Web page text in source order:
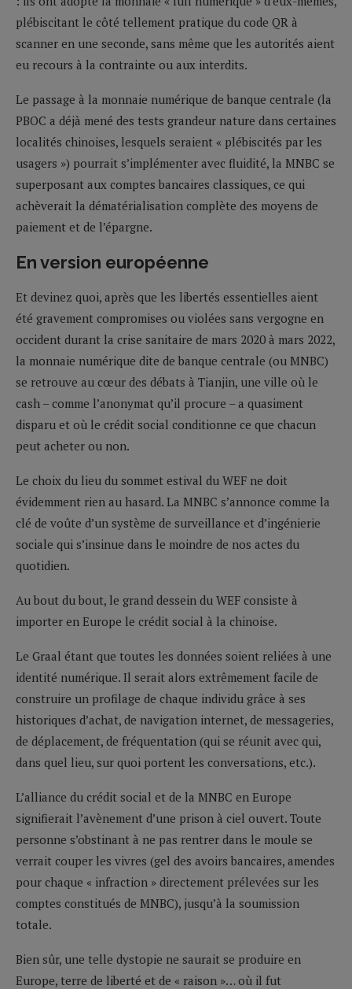
plébiscitant le côté tellement pratique du code QR à
scanner en une seconde, sans même que les autorités aient
eu recours à la contrainte ou aux interdits.
Le passage à la monnaie numérique de banque centrale (la
PBOC a déjà mené des tests grandeur nature dans certaines
localités chinoises, lesquels seraient « plébiscités par les
usagers ») pourrait s’implémenter avec fluidité, la MNBC se
superposant aux comptes bancaires classiques, ce qui
achèverait la dématérialisation complète des moyens de
paiement et de l’épargne.
En version européenne
Et devinez quoi, après que les libertés essentielles aient
été gravement compromises ou violées sans vergogne en
occident durant la crise sanitaire de mars 2020 à mars 2022,
la monnaie numérique dite de banque centrale (ou MNBC)
se retrouve au cœur des débats à Tianjin, une ville où le
cash – comme l’anonymat qu’il procure – a quasiment
disparu et où le crédit social conditionne ce que chacun
peut acheter ou non.
Le choix du lieu du sommet estival du WEF ne doit
évidemment rien au hasard. La MNBC s’annonce comme la
clé de voûte d’un système de surveillance et d’ingénierie
sociale qui s’insinue dans le moindre de nos actes du
quotidien.
Au bout du bout, le grand dessein du WEF consiste à
importer en Europe le crédit social à la chinoise.
Le Graal étant que toutes les données soient reliées à une
identité numérique. Il serait alors extrêmement facile de
construire un profilage de chaque individu grâce à ses
historiques d’achat, de navigation internet, de messageries,
de déplacement, de fréquentation (qui se réunit avec qui,
dans quel lieu, sur quoi portent les conversations, etc.).
L’alliance du crédit social et de la MNBC en Europe
signifierait l’avènement d’une prison à ciel ouvert. Toute
personne s’obstinant à ne pas rentrer dans le moule se
verrait couper les vivres (gel des avoirs bancaires, amendes
pour chaque « infraction » directement prélevées sur les
comptes constitués de MNBC), jusqu’à la soumission
totale.
Bien sûr, une telle dystopie ne saurait se produire en
Europe, terre de liberté et de « raison »… où il fut